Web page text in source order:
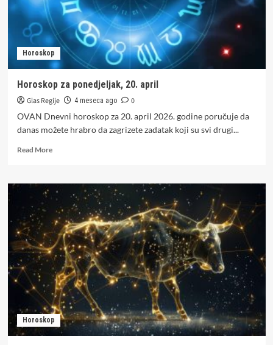
policija
RS
uhapsila
bjegunca
Horoskop
Horoskop za ponedjeljak, 20. april
Glas Regije 4 meseca ago
0
OVAN Dnevni horoskop za 20. april 2026. godine poručuje da
danas možete hrabro da zagrizete zadatak koji su svi drugi...
Read MoreRead
Horoskop
za
ponedjeljak,
20.
april
Horoskop